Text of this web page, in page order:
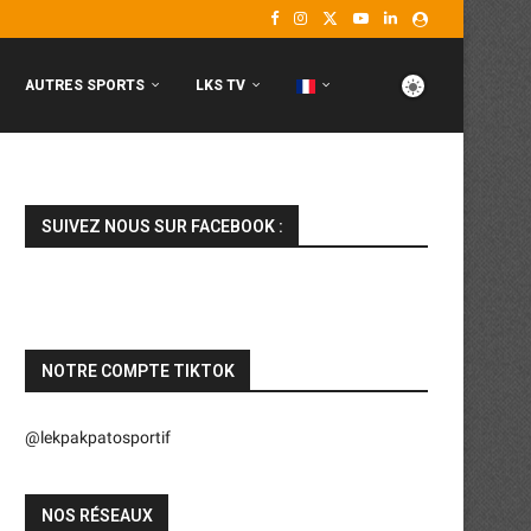
AUTRES SPORTS LKS TV
SUIVEZ NOUS SUR FACEBOOK :
NOTRE COMPTE TIKTOK
@lekpakpatosportif
NOS RÉSEAUX